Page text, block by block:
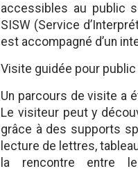
accessibles au public
SISW (Service
est accompagné d’un
Visite guidée pour
Un parcours de visite a
Le visiteur peut y
grâce à des supports
lecture de lettres,
la rencontre entre